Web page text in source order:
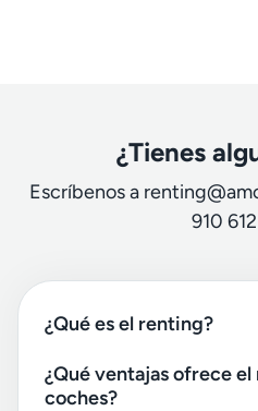
¿Tienes
Escríbenos a
910
¿Qué es el renting?
¿Qué ventajas ofrece
coches?